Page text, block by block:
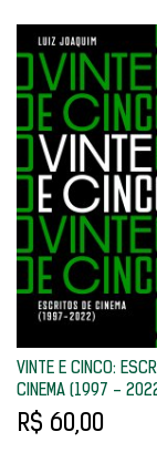
VINTE E CINCO:
CINEMA (1997 -
R$ 60,00